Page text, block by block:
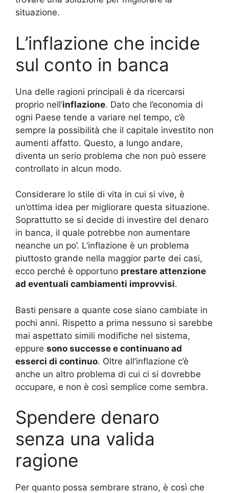
situazione.
L’inflazione che incide
sul conto in banca
Una delle ragioni principali è da ricercarsi
proprio nell’inflazione. Dato che l’economia di
ogni Paese tende a variare nel tempo, c’è
sempre la possibilità che il capitale investito non
aumenti affatto. Questo, a lungo andare,
diventa un serio problema che non può essere
controllato in alcun modo.
Considerare lo stile di vita in cui si vive, è
un’ottima idea per migliorare questa situazione.
Soprattutto se si decide di investire del denaro
in banca, il quale potrebbe non aumentare
neanche un po’. L’inflazione è un problema
piuttosto grande nella maggior parte dei casi,
ecco perché è opportuno prestare attenzione
ad eventuali cambiamenti improvvisi.
Basti pensare a quante cose siano cambiate in
pochi anni. Rispetto a prima nessuno si sarebbe
mai aspettato simili modifiche nel sistema,
eppure sono successe e continuano ad
esserci di continuo. Oltre all’inflazione c’è
anche un altro problema di cui ci si dovrebbe
occupare, e non è così semplice come sembra.
Spendere denaro
senza una valida
ragione
Per quanto possa sembrare strano, è così che